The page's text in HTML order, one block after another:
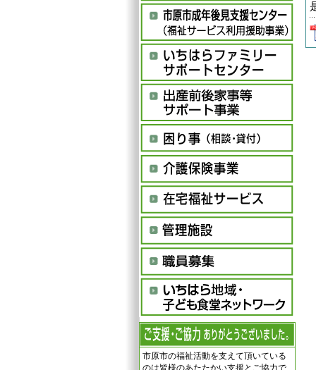
市原市の福祉活動を支えて頂いている
のは皆様のあたたかい支援とご協力で